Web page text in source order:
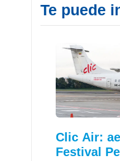
Te puede
Clic Air:
Festival